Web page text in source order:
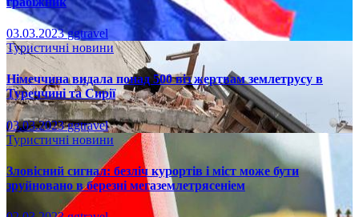
03.03.2023ggtravel
Туристичні новини
Німеччина видала понад 500 віз жертвам землетрусу в
Туреччині та Сирії
03.03.2023ggtravel
Туристичні новини
Зловісний сигнал: безліч курортів і міст може бути
зруйновано в березні мегаземлетрясеніем